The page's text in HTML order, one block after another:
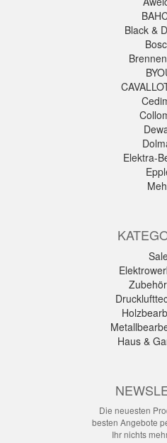
Black &
Elektra-
Haus &
Die neuesten
besten Angebote
Ihr nichts